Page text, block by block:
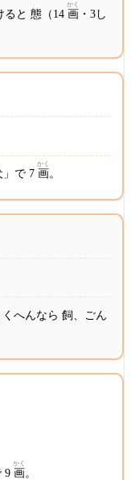
ると 態（14 画
かく
・3し
」で 7 画
かく
。
へんなら 飼、ごん
9画
かく
。